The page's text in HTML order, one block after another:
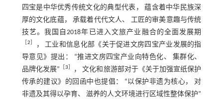
四宝是中华优秀传统文化的典型代表， 蕴含着中华民族深
厚的文化底蕴， 承载着代代文人、 工匠的审美意趣与传统
技艺。我国自2018年已进入文旅产业融合的全面发展期
2
， 工业和信息化部《关于促进文房四宝产业发展的指
导意见》提出： “推进文房四宝产业向特色化、 集群化、
品牌化发展” ［3
， 文化和旅游部对于《关于加强宣纸保护
传承的建议》的回函中也提倡： “以保护非遗为核心， 对
非遗及其得以孕育、 滋养的人文环境进行区域性整体保护”